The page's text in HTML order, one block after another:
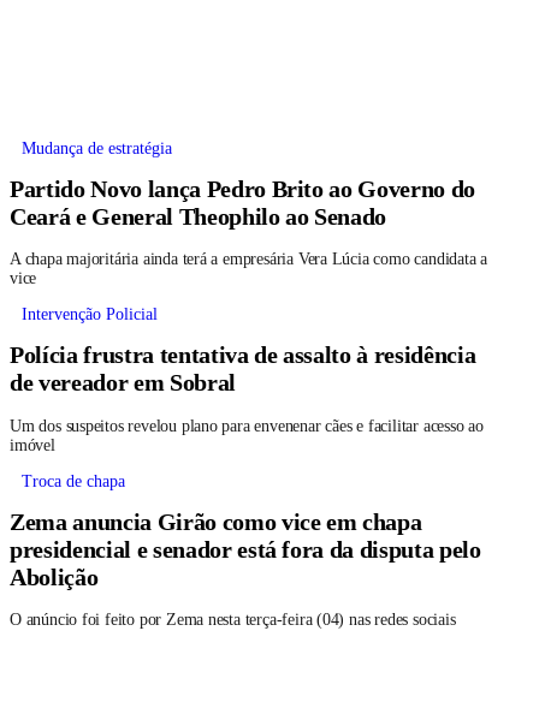
Mudança de estratégia
Partido Novo lança Pedro Brito ao Governo do
Ceará e General Theophilo ao Senado
A chapa majoritária ainda terá a empresária Vera Lúcia como candidata a
vice
Intervenção Policial
Polícia frustra tentativa de assalto à residência
de vereador em Sobral
Um dos suspeitos revelou plano para envenenar cães e facilitar acesso ao
imóvel
Troca de chapa
Zema anuncia Girão como vice em chapa
presidencial e senador está fora da disputa pelo
Abolição
O anúncio foi feito por Zema nesta terça-feira (04) nas redes sociais